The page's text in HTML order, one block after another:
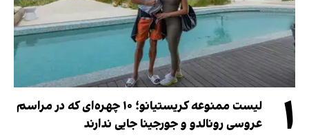
۱
لیست ممنوعه کریستیانو؛ ۱۰ چهره‌ای که در مراسم
عروسی رونالدو و جورجینا جایی ندارند